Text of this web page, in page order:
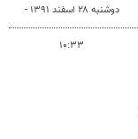
دوشنبه ۲۸ اسفند ۱۳۹۱ -
۱۰:۳۳